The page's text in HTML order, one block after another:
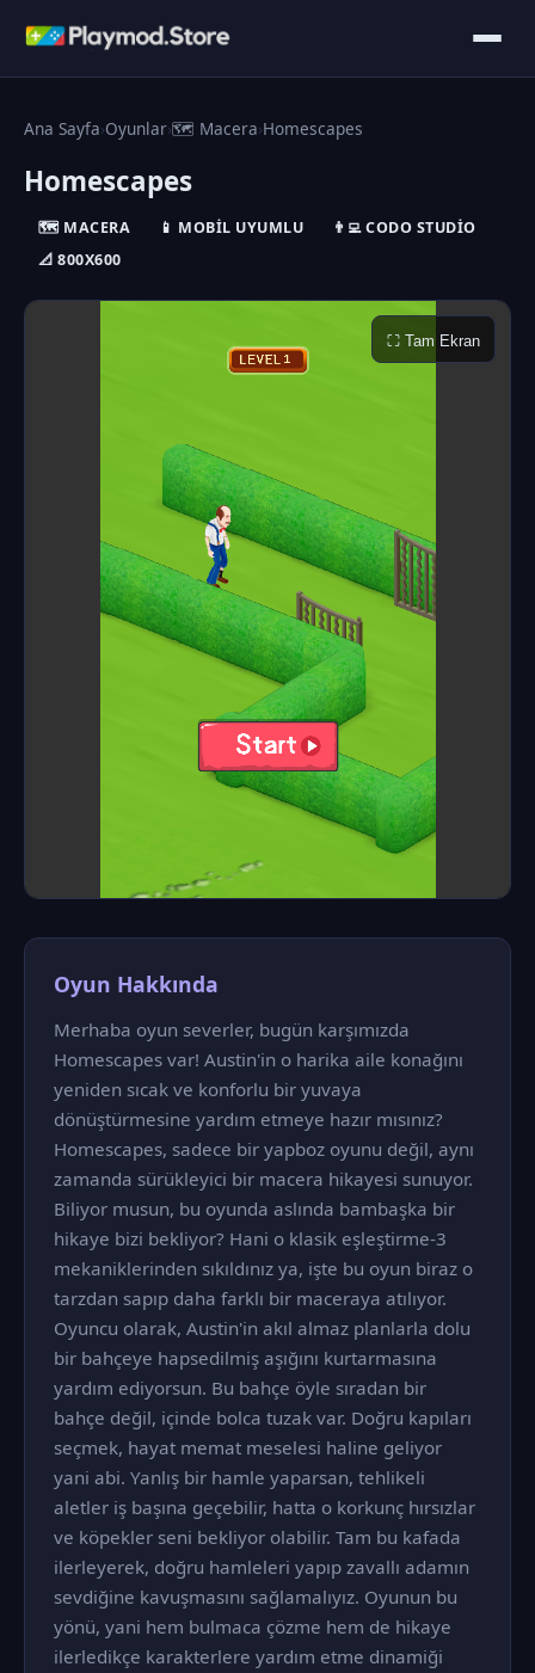
Ana Sayfa›Oyunlar›🗺️ Macera›Homescapes
Homescapes
🗺️ MACERA 📱 MOBIL UYUMLU
👨‍💻 CODO STUDIO
📐 800X600
⛶ Tam Ekran
Oyun Hakkında
Merhaba oyun severler, bugün karşımızda
Homescapes var! Austin'in o harika aile konağını
yeniden sıcak ve konforlu bir yuvaya
dönüştürmesine yardım etmeye hazır mısınız?
Homescapes, sadece bir yapboz oyunu değil, aynı
zamanda sürükleyici bir macera hikayesi sunuyor.
Biliyor musun, bu oyunda aslında bambaşka bir
hikaye bizi bekliyor? Hani o klasik eşleştirme-3
mekaniklerinden sıkıldınız ya, işte bu oyun biraz o
tarzdan sapıp daha farklı bir maceraya atılıyor.
Oyuncu olarak, Austin'in akıl almaz planlarla dolu
bir bahçeye hapsedilmiş aşığını kurtarmasına
yardım ediyorsun. Bu bahçe öyle sıradan bir
bahçe değil, içinde bolca tuzak var. Doğru kapıları
seçmek, hayat memat meselesi haline geliyor
yani abi. Yanlış bir hamle yaparsan, tehlikeli
aletler iş başına geçebilir, hatta o korkunç hırsızlar
ve köpekler seni bekliyor olabilir. Tam bu kafada
ilerleyerek, doğru hamleleri yapıp zavallı adamın
sevdiğine kavuşmasını sağlamalıyız. Oyunun bu
yönü, yani hem bulmaca çözme hem de hikaye
ilerledikçe karakterlere yardım etme dinamiği